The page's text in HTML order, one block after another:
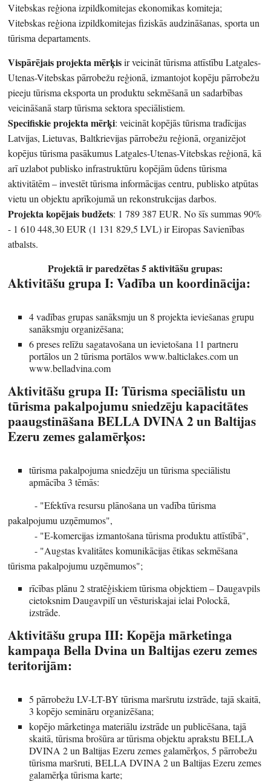
Vitebskas reģiona izpildkomitejas ekonomikas komiteja;
Vitebskas reģiona izpildkomitejas fiziskās audzināšanas, sporta un
tūrisma departaments.
Vispārējais projekta mērķisir veicināt tūrisma attīstību Latgales-
Utenas-Vitebskas pārrobežu reģionā, izmantojot kopēju pārrobežu
pieeju tūrisma eksporta un produktu sekmēšanā un sadarbības
veicināšanā starp tūrisma sektora speciālistiem.
Specifiskie projekta mērķi: veicināt kopējās tūrisma tradīcijas
Latvijas, Lietuvas, Baltkrievijas pārrobežu reģionā, organizējot
kopējus tūrisma pasākumus Latgales-Utenas-Vitebskas reģionā, kā
arī uzlabot publisko infrastruktūru kopējām ūdens tūrisma
aktivitātēm – investēt tūrisma informācijas centru, publisko atpūtas
vietu un objektu aprīkojumā un rekonstrukcijas darbos.
Projekta kopējais budžets: 1 789 387 EUR. No šīs summas 90%
- 1 610 448,30 EUR (1 131 829,5 LVL) ir Eiropas Savienības
atbalsts.
Projektā ir paredzētas 5 aktivitāšu grupas:
Aktivitāšu grupa I: Vadība un koordinācija:
4 vadības grupas sanāksmju un 8 projekta ieviešanas grupu
sanāksmju organizēšana;
6 preses relīžu sagatavošana un ievietošana 11 partneru
portālos un 2 tūrisma portālos www.balticlakes.com un
www.belladvina.com
Aktivitāšu grupa II: Tūrisma speciālistu un
tūrisma pakalpojumu sniedzēju kapacitātes
paaugstināšana BELLA DVINA 2 un Baltijas
Ezeru zemes galamērķos:
tūrisma pakalpojuma sniedzēju un tūrisma speciālistu
apmācība 3 tēmās:
- "Efektīva resursu plānošana un vadība tūrisma
pakalpojumu uzņēmumos",
- "E-komercijas izmantošana tūrisma produktu attīstībā",
- "Augstas kvalitātes komunikācijas ētikas sekmēšana
tūrisma pakalpojumu uzņēmumos";
rīcības plānu 2 stratēģiskiem tūrisma objektiem – Daugavpils
cietoksnim Daugavpilī un vēsturiskajai ielai Polockā,
izstrāde.
Aktivitāšu grupa III: Kopēja mārketinga
kampaņa Bella Dvina un Baltijas ezeru zemes
teritorijām:
5 pārrobežu LV-LT-BY tūrisma maršrutu izstrāde, tajā skaitā,
3 kopējo semināru organizēšana;
kopējo mārketinga materiālu izstrāde un publicēšana, tajā
skaitā, tūrisma brošūra ar tūrisma objektu aprakstu BELLA
DVINA 2 un Baltijas Ezeru zemes galamērķos, 5 pārrobežu
tūrisma maršruti, BELLA DVINA 2 un Baltijas Ezeru zemes
galamērķa tūrisma karte;